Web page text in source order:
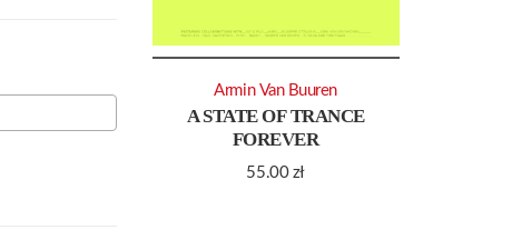
A STATE OF TRANCE
FOREVER
55.00 zł
Armin Van Buuren